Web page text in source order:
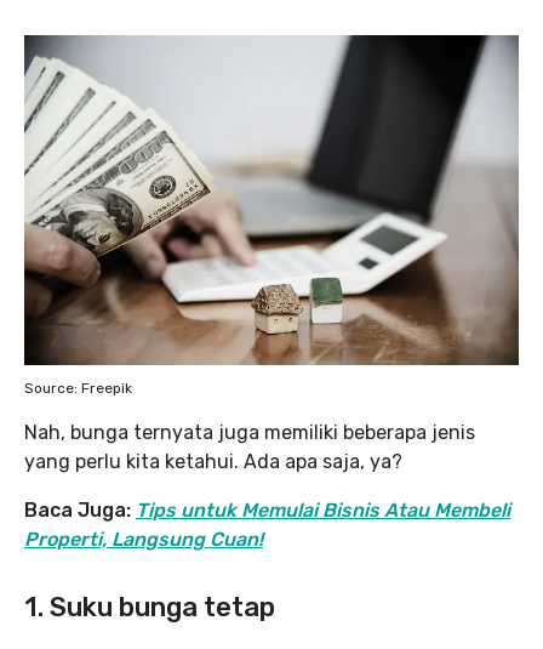
Source: Freepik
Nah, bunga ternyata juga memiliki beberapa jenis
yang perlu kita ketahui. Ada apa saja, ya?
Baca Juga: Tips untuk Memulai Bisnis Atau Membeli
Properti, Langsung Cuan!
1. Suku bunga tetap